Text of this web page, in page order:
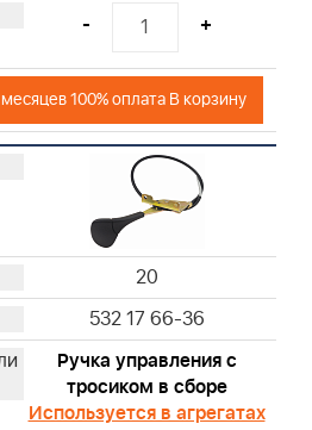
- +
100% оплата В корзину
20
532 17 66-36
Ручка управления с
тросиком в сборе
Используется в агрегатах